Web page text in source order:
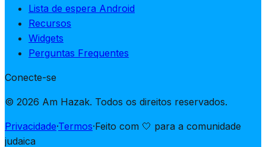
Lista de espera Android
Recursos
Widgets
Perguntas Frequentes
Conecte-se
© 2026 Am Hazak. Todos os direitos reservados.
Privacidade·Termos·Feito com 🤍 para a comunidade
judaica